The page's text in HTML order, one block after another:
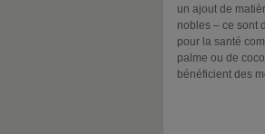
un ajout de
nobles – ce sont
pour la santé
palme ou de
bénéficient des